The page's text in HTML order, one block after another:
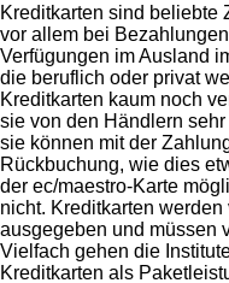
Kreditkarten sind beliebte
vor allem bei
Verfügungen im Ausland
die beruflich oder privat
Kreditkarten kaum noch
sie von den Händlern
sie können mit der
Rückbuchung, wie dies
der ec/maestro-Karte
nicht. Kreditkarten
ausgegeben und müssen
Vielfach gehen die
Kreditkarten als